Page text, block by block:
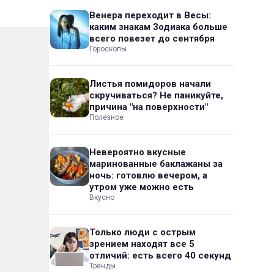
Венера переходит в Весы:
каким знакам Зодиака больше
всего повезет до сентября
Гороскопы
Листья помидоров начали
скручиваться? Не паникуйте,
причина "на поверхности"
Полезное
Невероятно вкусные
маринованные баклажаны за
ночь: готовлю вечером, а
утром уже можно есть
Вкусно
Только люди с острым
зрением находят все 5
отличий: есть всего 40 секунд
Тренды